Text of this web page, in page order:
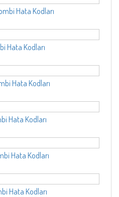
Hata Kodları
Hata Kodları
Hata Kodları
Hata Kodları
Hata Kodları
Hata Kodları